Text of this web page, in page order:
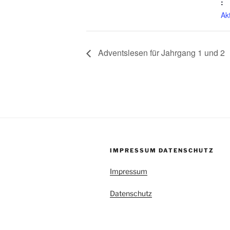
:
Adventslesen für Jahrgang 1 und 2
IMPRESSUM DATENSCHUTZ
Impressum
Datenschutz